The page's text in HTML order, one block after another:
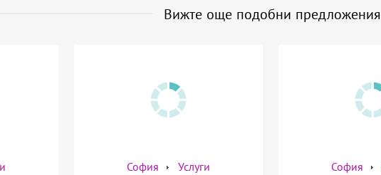
Вижте още подобни предложения
София Услуги София